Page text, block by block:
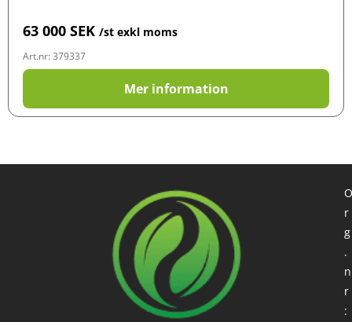
63 000 SEK /st exkl moms
Art.nr: 379337
Mer information
O
r
g
.
n
r
: